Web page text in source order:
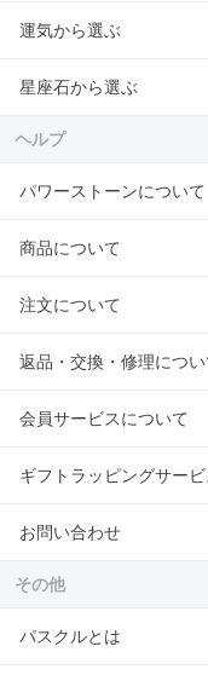
運気から選ぶ
星座石から選ぶ
ヘルプ
パワーストーンについて
商品について
注文について
返品・交換・修理につい
会員サービスについて
ギフトラッピングサービ
お問い合わせ
その他
パスクルとは